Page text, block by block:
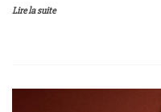
Lire la suite